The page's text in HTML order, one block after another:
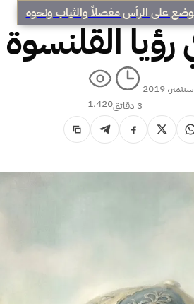
يوضع على الرأس مفصلاً والثياب ونحوه
القلنسوة
3 دقائق
1٬420